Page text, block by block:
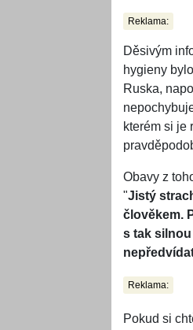
Reklama:
Děsivým
hygieny
Ruska,
kterém si je
Obavy z
"Jistý
člověkem.
s tak
Reklama:
Pokud si